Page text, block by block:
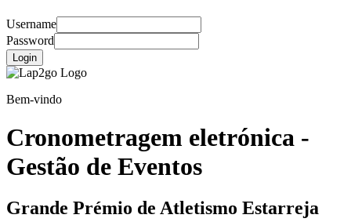
Username
Password
Login
Bem-vindo
Cronometragem eletrónica -
Gestão de Eventos
Grande Prémio de Atletismo Estarreja